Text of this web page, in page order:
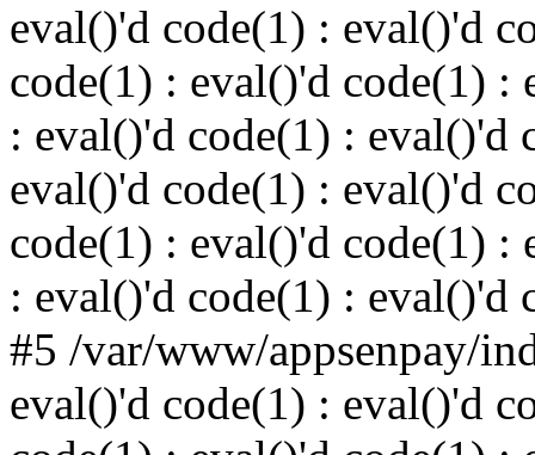
eval()'d code(1) : eval()'d
code(1) : eval()'d code(1) :
: eval()'d code(1) : eval()'d
eval()'d code(1) : eval()'d
code(1) : eval()'d code(1) :
: eval()'d code(1) : eval()'d
#5 /var/www/appsenpay/
eval()'d code(1) : eval()'d